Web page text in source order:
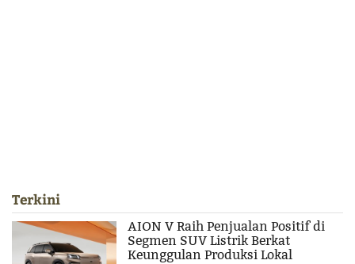
Terkini
AION V Raih Penjualan Positif di
Segmen SUV Listrik Berkat
Keunggulan Produksi Lokal